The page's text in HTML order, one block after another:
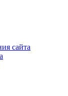
сайта